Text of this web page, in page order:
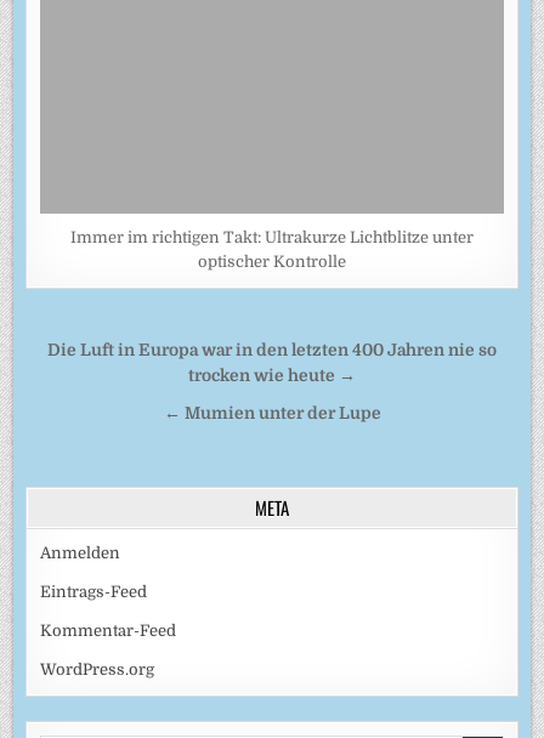
Immer im richtigen Takt: Ultrakurze Lichtblitze unter
optischer Kontrolle
Beitragsnavigation
Die Luft in Europa war in den letzten 400 Jahren nie so
trocken wie heute →
← Mumien unter der Lupe
META
Anmelden
Eintrags-Feed
Kommentar-Feed
WordPress.org